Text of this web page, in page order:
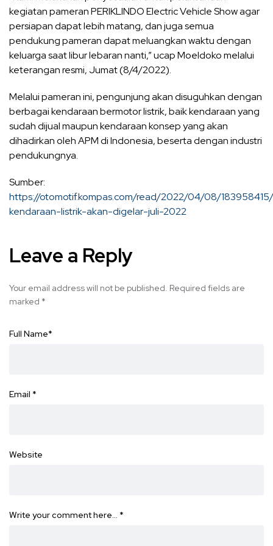
kegiatan pameran PERIKLINDO Electric Vehicle Show agar
persiapan dapat lebih matang, dan juga semua
pendukung pameran dapat meluangkan waktu dengan
keluarga saat libur lebaran nanti,” ucap Moeldoko melalui
keterangan resmi, Jumat (8/4/2022).
Melalui pameran ini, pengunjung akan disuguhkan dengan
berbagai kendaraan bermotor listrik, baik kendaraan yang
sudah dijual maupun kendaraan konsep yang akan
dihadirkan oleh APM di Indonesia, beserta dengan industri
pendukungnya.
Sumber:
https://otomotif.kompas.com/read/2022/04/08/
kendaraan-listrik-akan-digelar-juli-2022
Leave a Reply
Your email address will not be published. Required fields are
marked *
Full Name*
Email *
Website
Write your comment here… *